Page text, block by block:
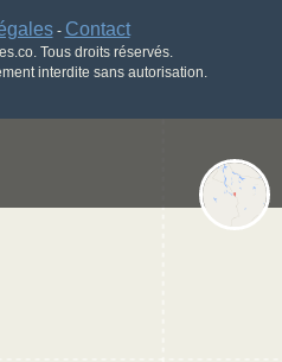
- Contact
Tous droits réservés.
interdite sans autorisation.